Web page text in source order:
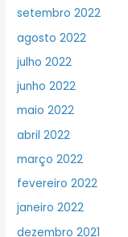
setembro 2022
agosto 2022
julho 2022
junho 2022
maio 2022
abril 2022
março 2022
fevereiro 2022
janeiro 2022
dezembro 2021